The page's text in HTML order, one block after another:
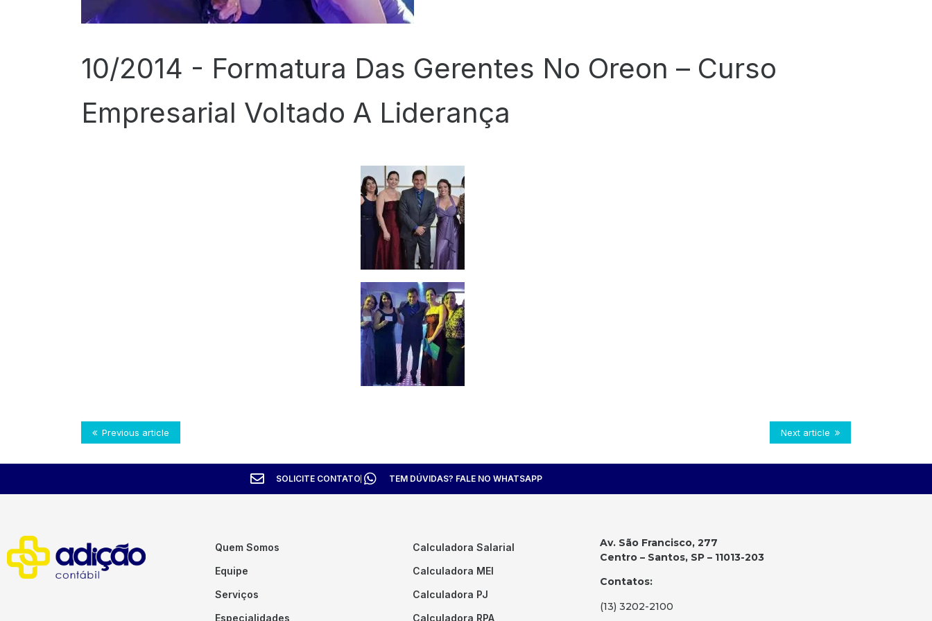
10/2014 - Formatura Das Gerentes No Oreon – Curso
Empresarial Voltado A Liderança
Next article
Previous article
SOLICITE CONTATO TEM DÚVIDAS? FALE NO WHATSAPP
Quem Somos
Equipe
Serviços
Especialidades
Calculadora Salarial
Calculadora MEI
Calculadora PJ
Calculadora RPA
Av. São Francisco, 277
Centro – Santos, SP – 11013-203
Contatos:
(13) 3202-2100